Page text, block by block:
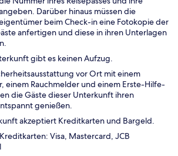
Darüber hinaus müssen die
beim Check-in eine Fotokopie der
anfertigen und diese in ihren Unterlagen
gibt es keinen Aufzug.
vor Ort mit einem
einem Rauchmelder und einem Erste-Hilfe-
die Gäste dieser Unterkunft ihren
genießen.
akzeptiert Kreditkarten und Bargeld.
Visa, Mastercard, JCB